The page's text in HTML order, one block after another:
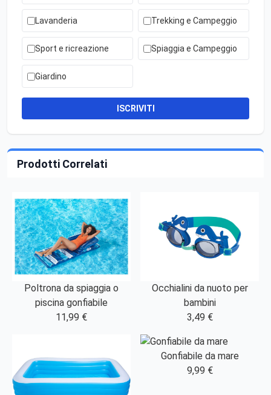
Lavanderia Trekking e Campeggio
Sport e ricreazione Spiaggia e Campeggio
Giardino
ISCRIVITI
Prodotti Correlati
Poltrona da spiaggia o
piscina gonfiabile
11,99 €
Occhialini da nuoto per
bambini
3,49 €
Gonfiabile da mare
9,99 €